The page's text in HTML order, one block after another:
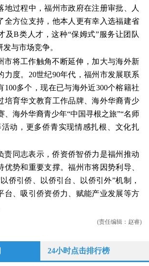
地过程中，福州市政府在注册审批、人
全方位支持，他本人更有幸入选福建省
及B类人才，这种“保姆式”服务让团队
与市场竞争。
市将工作触角不断延伸，加大与海外新
力度。20世纪90年代，福州市发展联系
100多个，现在已与海外近300个榕籍社
培育华文教育工作品牌、海外华裔青少
、海外华裔青少年“中国寻根之旅”“名师
动，更多侨青实现情感扎根、文化扎
责同志表示，侨资侨智侨力是福州推动
优势和重要支撑。福州市将因势利导、
侨引侨、以侨引台、以侨引外”机制，
台、吸引侨资侨力、赋能产业发展等方
(责任编辑：赵睿)
24小时点击排行榜